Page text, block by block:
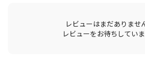
レビューはまだありませ
レビューをお待ちしていま